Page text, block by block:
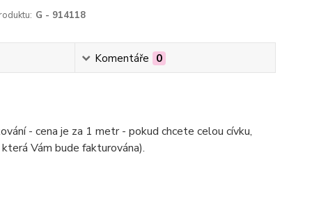
G - 914118
Komentáře 0
- cena je za 1 metr - pokud chcete celou cívku,
Vám bude fakturována).